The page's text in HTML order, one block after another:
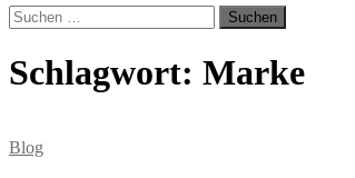
Suchen
nach:
Schlagwort: Marke
Blog